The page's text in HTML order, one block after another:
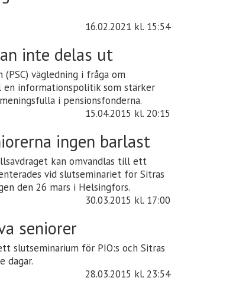
16.02.2021 kl. 15:54
inte delas ut
vägledning i fråga om
en informationspolitik som stärker
i pensionsfonderna.
15.04.2015 kl. 20:15
ingen barlast
kan omvandlas till ett
vid slutseminariet för Sitras
den 26 mars i Helsingfors.
30.03.2015 kl. 17:00
seniorer
slutseminarium för PIO:s och Sitras
dagar.
28.03.2015 kl. 23:54